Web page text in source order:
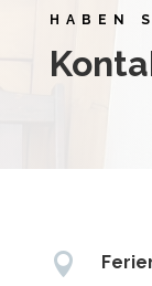
HABEN
